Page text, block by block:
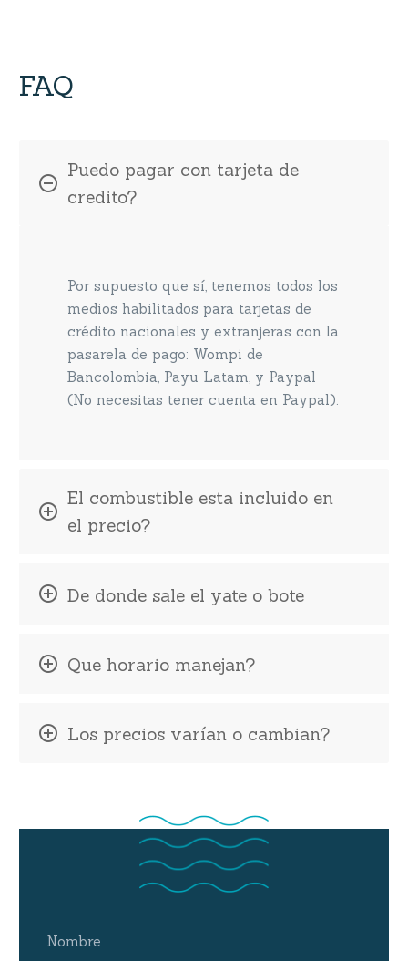
FAQ
Puedo pagar con tarjeta de
credito?
Por supuesto que sí, tenemos todos los
medios habilitados para tarjetas de
crédito nacionales y extranjeras con la
pasarela de pago: Wompi de
Bancolombia, Payu Latam, y Paypal
(No necesitas tener cuenta en Paypal).
El combustible esta incluido en
el precio?
De donde sale el yate o bote
Que horario manejan?
Los precios varían o cambian?